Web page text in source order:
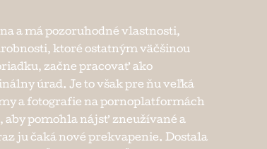
a má pozoruhodné vlastnosti,
ktoré ostatným väčšinou
začne pracovať ako
úrad. Je to však pre ňu veľká
a fotografie na pornoplatformách
pomohla nájsť zneužívané a
ju čaká nové prekvapenie. Dostala